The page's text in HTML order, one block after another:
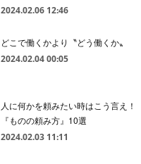
2024.02.06 12:46
どこで働くかより〝どう働くか〟
2024.02.04 00:05
人に何かを頼みたい時はこう言え！
『ものの頼み方』10選
2024.02.03 11:11